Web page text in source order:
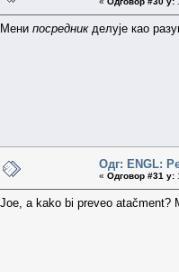
Мени посредник делује као
Одг: ENGL:
« Одговор #31 у:
Joe, a kako bi preveo atačment?